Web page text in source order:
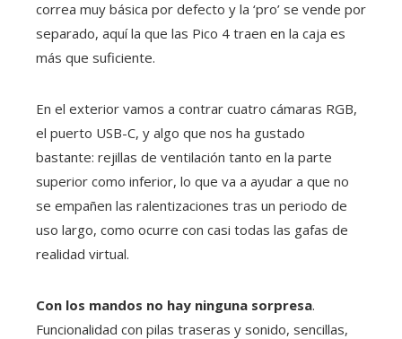
correa muy básica por defecto y la ‘pro’ se vende por
separado, aquí la que las Pico 4 traen en la caja es
más que suficiente.
En el exterior vamos a contrar cuatro cámaras RGB,
el puerto USB-C, y algo que nos ha gustado
bastante: rejillas de ventilación tanto en la parte
superior como inferior, lo que va a ayudar a que no
se empañen las ralentizaciones tras un periodo de
uso largo, como ocurre con casi todas las gafas de
realidad virtual.
Con los mandos no hay ninguna sorpresa.
Funcionalidad con pilas traseras y sonido, sencillas,